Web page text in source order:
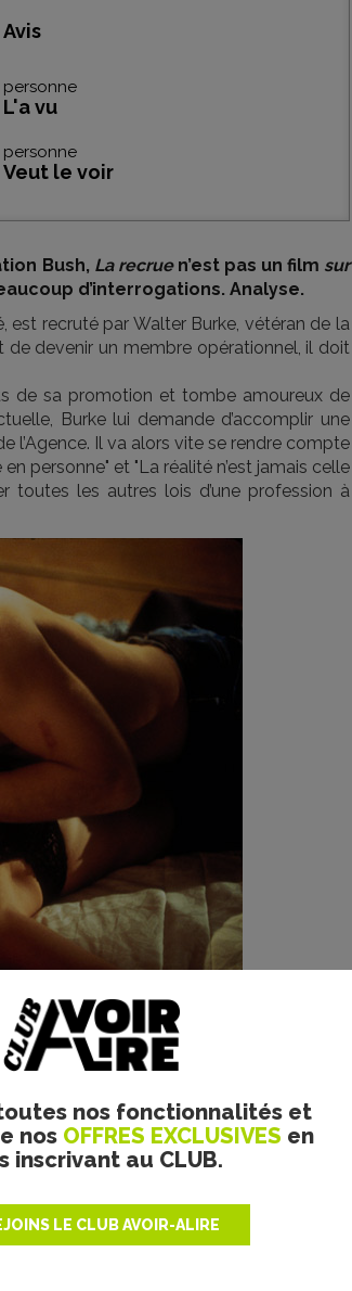
nos fonctionnalités et
nos OFFRES EXCLUSIVES en
inscrivant au CLUB.
LE CLUB AVOIR-ALIRE
Avis
personne
L'a vu
personne
Veut le voir
Bush, La recruen’est pas un film sur
d’interrogations. Analyse.
est recruté par Walter Burke, vétéran de la
de devenir un membre opérationnel, il doit
de sa promotion et tombe amoureux de
Burke lui demande d’accomplir une
l’Agence. Il va alors vite se rendre compte
personne" et "La réalité n’est jamais celle
toutes les autres lois d’une profession à
un film "pro-propagandiste". La CIA une
Brandon (porte-parole de la CIA) n’a
pour valider la véracité des détails, il a
le message est déjà dans le générique :
La CIA a également autorisé l’équipe
rencontrer les employés. Bref,
s’est rapprochée publiquement de
marché. La somme de toutes les peurs
de la CIA incarné par Ben Affleck, a fait